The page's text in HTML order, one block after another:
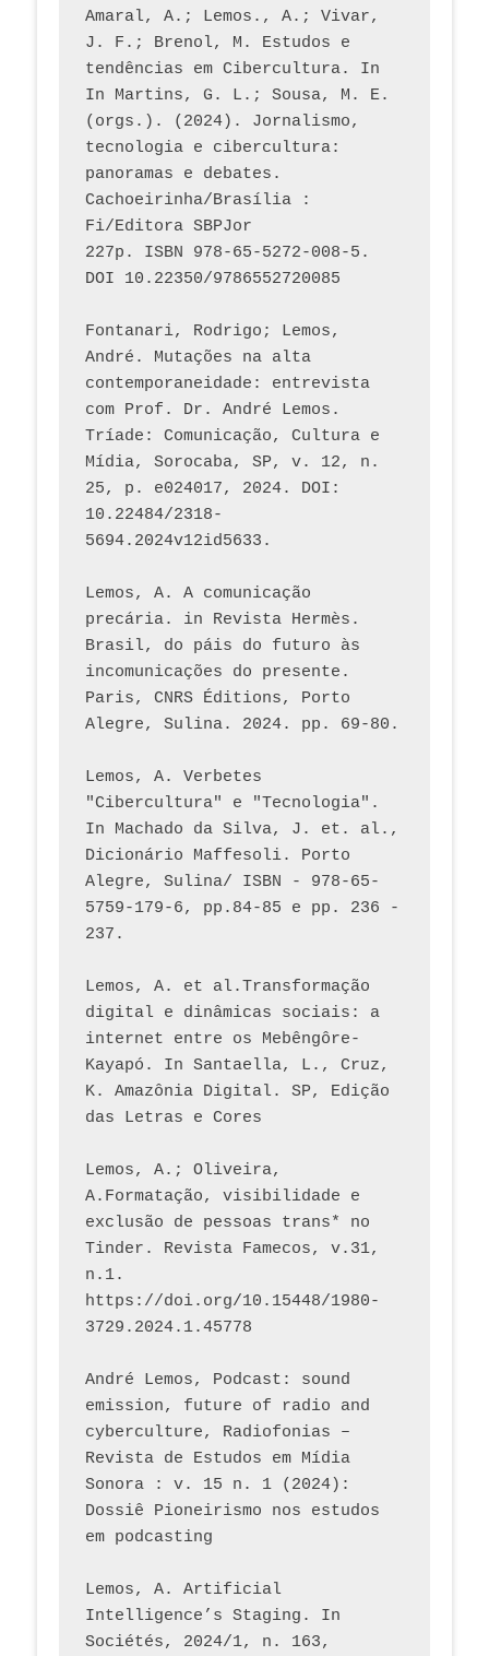
Amaral, A.; Lemos., A.; Vivar,
J. F.; Brenol, M. Estudos e
tendências em Cibercultura. In
In Martins, G. L.; Sousa, M. E.
(orgs.). (2024). Jornalismo,
tecnologia e cibercultura:
panoramas e debates.
Cachoeirinha/Brasília :
Fi/Editora SBPJor
227p. ISBN 978-65-5272-008-5.
DOI 10.22350/9786552720085
Fontanari, Rodrigo; Lemos,
André. Mutações na alta
contemporaneidade: entrevista
com Prof. Dr. André Lemos.
Tríade: Comunicação, Cultura e
Mídia, Sorocaba, SP, v. 12, n.
25, p. e024017, 2024. DOI:
10.22484/2318-
5694.2024v12id5633.
Lemos, A. A comunicação
precária. in Revista Hermès.
Brasil, do páis do futuro às
incomunicações do presente.
Paris, CNRS Éditions, Porto
Lemos, A. Verbetes
"Cibercultura" e "Tecnologia".
In Machado da Silva, J. et. al.,
Dicionário Maffesoli. Porto
Alegre, Sulina/ ISBN - 978-65-
5759-179-6, pp.84-85 e pp. 236 -
237.
Lemos, A. et al.Transformação
digital e dinâmicas sociais: a
internet entre os Mebêngôre-
Kayapó. In Santaella, L., Cruz,
K. Amazônia Digital. SP, Edição
das Letras e Cores
Lemos, A.; Oliveira,
A.Formatação, visibilidade e
exclusão de pessoas trans* no
Tinder. Revista Famecos, v.31,
n.1.
https://doi.org/10.15448/1980-
3729.2024.1.45778
André Lemos, Podcast: sound
emission, future of radio and
cyberculture, Radiofonias –
Revista de Estudos em Mídia
Sonora : v. 15 n. 1 (2024):
Dossiê Pioneirismo nos estudos
em podcasting
Lemos, A. Artificial
Intelligence’s Staging. In
Sociétés, 2024/1, n. 163,